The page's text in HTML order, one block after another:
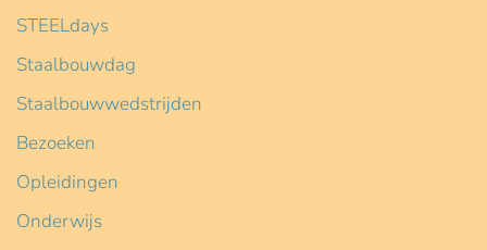
STEELdays
Staalbouwdag
Staalbouwwedstrijden
Bezoeken
Opleidingen
Onderwijs